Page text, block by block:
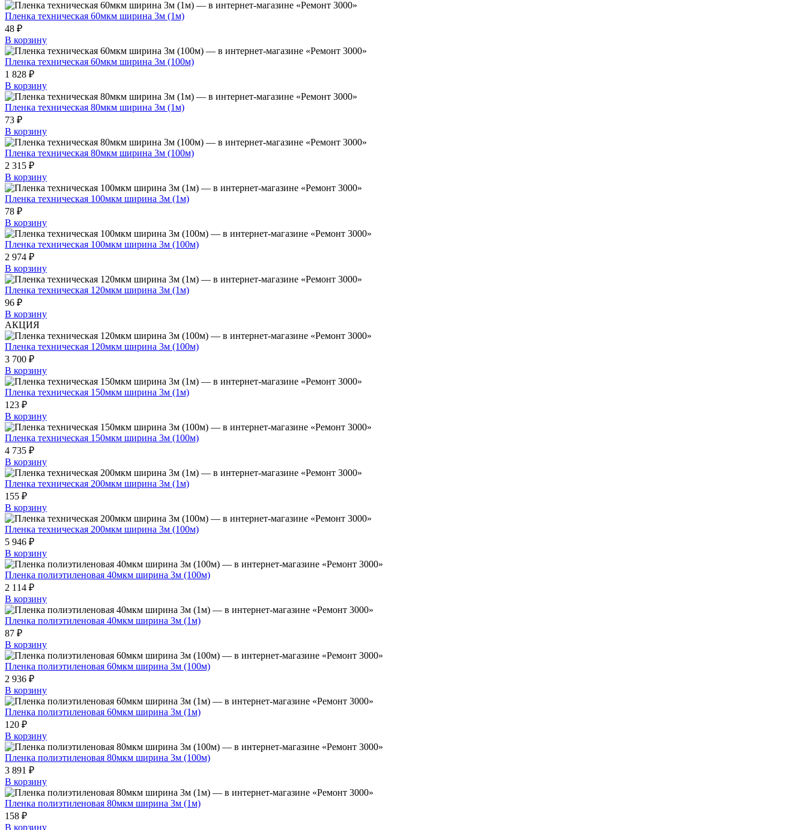
Пленка техническая 60мкм ширина 3м (1м)
48 ₽
В корзину
Пленка техническая 60мкм ширина 3м (100м)
1 828 ₽
В корзину
Пленка техническая 80мкм ширина 3м (1м)
73 ₽
В корзину
Пленка техническая 80мкм ширина 3м (100м)
2 315 ₽
В корзину
Пленка техническая 100мкм ширина 3м (1м)
78 ₽
В корзину
Пленка техническая 100мкм ширина 3м (100м)
2 974 ₽
В корзину
Пленка техническая 120мкм ширина 3м (1м)
96 ₽
В корзину
АКЦИЯ
Пленка техническая 120мкм ширина 3м (100м)
3 700 ₽
В корзину
Пленка техническая 150мкм ширина 3м (1м)
123 ₽
В корзину
Пленка техническая 150мкм ширина 3м (100м)
4 735 ₽
В корзину
Пленка техническая 200мкм ширина 3м (1м)
155 ₽
В корзину
Пленка техническая 200мкм ширина 3м (100м)
5 946 ₽
В корзину
Пленка полиэтиленовая 40мкм ширина 3м (100м)
2 114 ₽
В корзину
Пленка полиэтиленовая 40мкм ширина 3м (1м)
87 ₽
В корзину
Пленка полиэтиленовая 60мкм ширина 3м (100м)
2 936 ₽
В корзину
Пленка полиэтиленовая 60мкм ширина 3м (1м)
120 ₽
В корзину
Пленка полиэтиленовая 80мкм ширина 3м (100м)
3 891 ₽
В корзину
Пленка полиэтиленовая 80мкм ширина 3м (1м)
158 ₽
В корзину